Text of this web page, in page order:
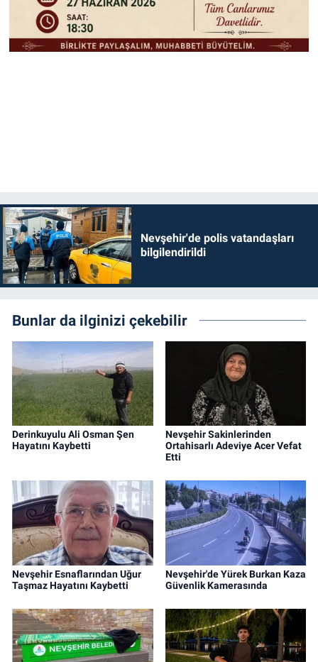
Nevşehir'de polis vatandaşları
bilgilendirildi
Bunlar da ilginizi çekebilir
Derinkuyulu Ali Osman Şen
Hayatını Kaybetti
Nevşehir Sakinlerinden
Ortahisarlı Adeviye Acer Vefat
Etti
Nevşehir Esnaflarından Uğur
Taşmaz Hayatını Kaybetti
Nevşehir'de Yürek Burkan Kaza
Güvenlik Kamerasında